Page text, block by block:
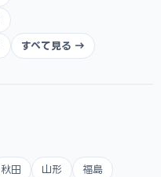
すべて見る →
秋田 山形 福島